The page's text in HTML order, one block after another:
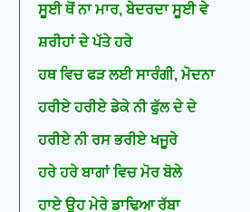
ਸੂਈ ਥੋਂ ਨਾ ਮਾਰ, ਬੇਦਰਦਾ ਸੂਈ ਵੇ
ਸ਼ਰੀਹਾਂ ਦੇ ਪੱਤੇ ਹਰੇ
ਹਥ ਵਿਚ ਫੜ ਲਈ ਸਾਰੰਗੀ, ਮੋਦਨਾ
ਹਰੀਏ ਹਰੀਏ ਡੇਕੇ ਨੀ ਫੁੱਲ ਦੇ ਦੇ
ਹਰੀਏ ਨੀ ਰਸ ਭਰੀਏ ਖਜੂਰੇ
ਹਰੇ ਹਰੇ ਬਾਗਾਂ ਵਿਚ ਮੋਰ ਬੋਲੇ
ਹਾਏ ਉਹ ਮੇਰੇ ਡਾਢਿਆ ਰੱਬਾ